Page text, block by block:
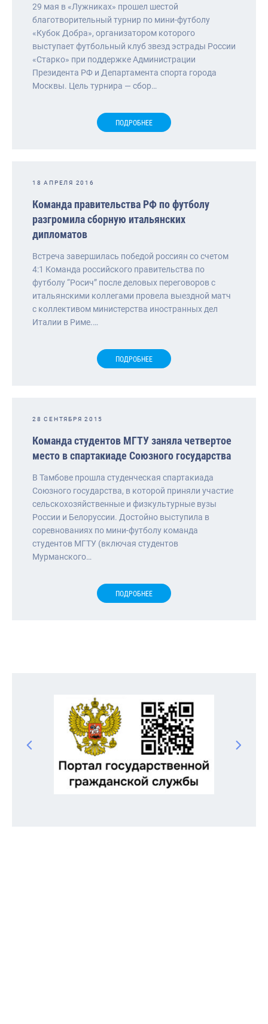
29 мая в «Лужниках» прошел шестой
благотворительный турнир по мини-футболу
«Кубок Добра», организатором которого
выступает футбольный клуб звезд эстрады России
«Старко» при поддержке Администрации
Президента РФ и Департамента спорта города
Москвы. Цель турнира — сбор…
ПОДРОБНЕЕ
18 АПРЕЛЯ 2016
Команда правительства РФ по футболу
разгромила сборную итальянских
дипломатов
Встреча завершилась победой россиян со счетом
4:1 Команда российского правительства по
футболу “Росич” после деловых переговоров с
итальянскими коллегами провела выездной матч
с коллективом министерства иностранных дел
Италии в Риме.…
ПОДРОБНЕЕ
28 СЕНТЯБРЯ 2015
Команда студентов МГТУ заняла четвертое
место в cпартакиаде Cоюзного государства
В Тамбове прошла студенческая cпартакиада
Cоюзного государства, в которой приняли участие
сельскохозяйственные и физкультурные вузы
России и Белоруссии. Достойно выступила в
соревнованиях по мини-футболу команда
студентов МГТУ (включая студентов
Мурманского…
ПОДРОБНЕЕ